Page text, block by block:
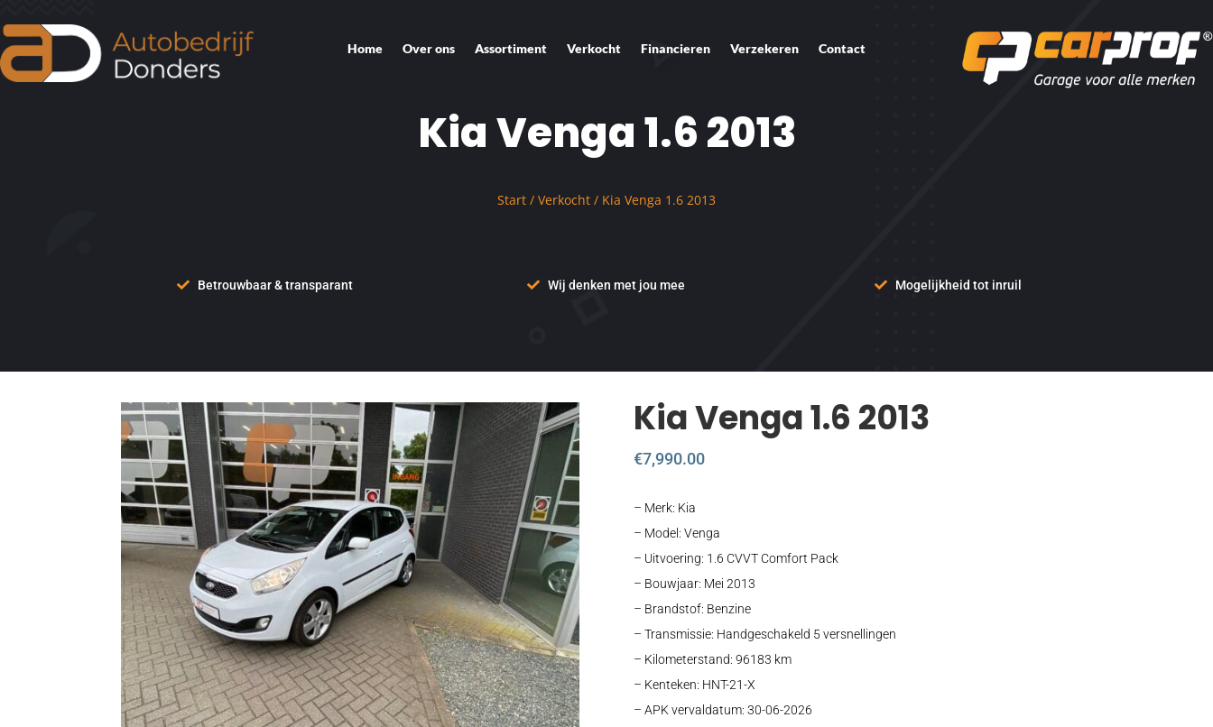
Home Over ons Assortiment Verkocht Financieren Verzekeren Contact
Kia Venga 1.6 2013
Start / Verkocht / Kia Venga 1.6 2013
Betrouwbaar & transparant Wij denken met jou mee Mogelijkheid tot inruil
Kia Venga 1.6 2013
€7,990.00
– Merk: Kia
– Model: Venga
– Uitvoering: 1.6 CVVT Comfort Pack
– Bouwjaar: Mei 2013
– Brandstof: Benzine
– Transmissie: Handgeschakeld 5 versnellingen
– Kilometerstand: 96183 km
– Kenteken: HNT-21-X
– APK vervaldatum: 30-06-2026